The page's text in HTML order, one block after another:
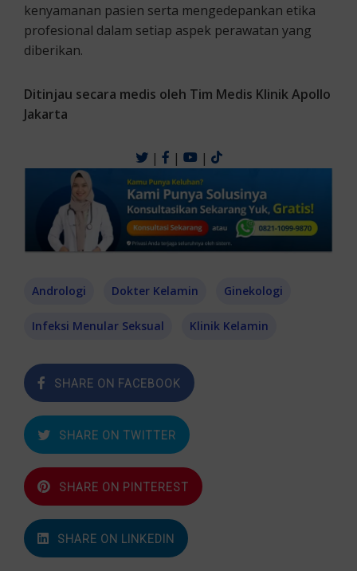
kenyamanan pasien serta mengedepankan etika
profesional dalam setiap aspek perawatan yang
diberikan.
Ditinjau secara medis oleh Tim Medis Klinik Apollo
Jakarta
| | |
Andrologi Dokter Kelamin Ginekologi
Infeksi Menular Seksual Klinik Kelamin
SHARE ON FACEBOOK
SHARE ON TWITTER
SHARE ON PINTEREST
SHARE ON LINKEDIN